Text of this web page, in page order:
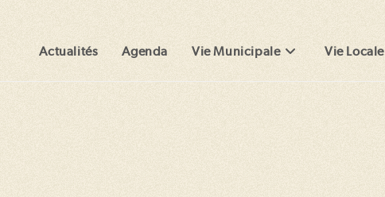
Actualités Agenda Vie Municipale Vie Locale